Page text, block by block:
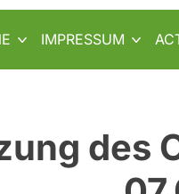
SHOW SUB MENU
IMPRESSUM SHOW SUB
des